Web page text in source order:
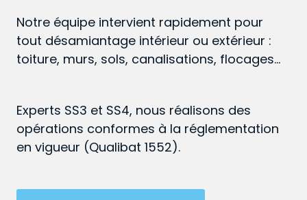
Notre équipe intervient rapidement pour
tout désamiantage intérieur ou extérieur :
toiture, murs, sols, canalisations, flocages…
Experts SS3 et SS4, nous réalisons des
opérations conformes à la réglementation
en vigueur (Qualibat 1552).